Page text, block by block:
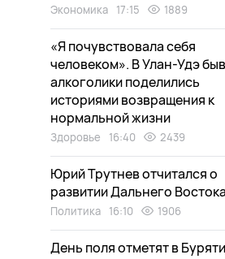
Экономика 17:15 1889
«Я почувствовала себя
человеком». В Улан-Удэ
алкоголики поделились
историями возвращения к
нормальной жизни
Здоровье 16:40 2439
Юрий Трутнев отчитался о
развитии Дальнего Востока
Политика 16:10 1906
День поля отметят в